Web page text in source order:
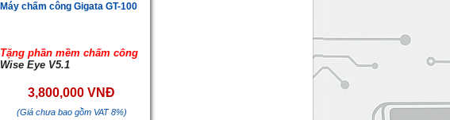
Máy chấm công Gigata GT-100
Tặng phần mềm chấm công
Wise Eye V5.1
3,800,000 VNĐ
(Giá chưa bao gồm VAT 8%)